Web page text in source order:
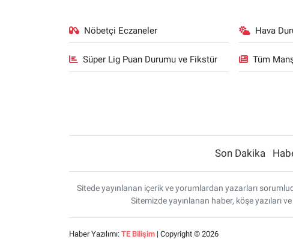
Nöbetçi Eczaneler Hava
Süper Lig Puan Durumu ve Fikstür Tüm
Son Dakika
Sitede yayınlanan içerik ve yorumlardan yazarları
Sitemizde yayınlanan haber, köşe yazıları
Haber Yazılımı: TE Bilişim| Copyright © 2026